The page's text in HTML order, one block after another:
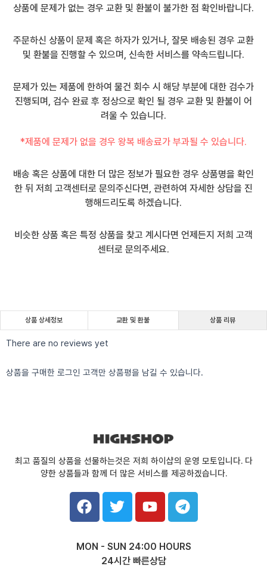
상품에 문제가 없는 경우 교환 및 환불이 불가한 점 확인바랍니다.
주문하신 상품이 문제 혹은 하자가 있거나, 잘못 배송된 경우 교환
및 환불을 진행할 수 있으며, 신속한 서비스를 약속드립니다.
문제가 있는 제품에 한하여 물건 회수 시 해당 부분에 대한 검수가
진행되며, 검수 완료 후 정상으로 확인 될 경우 교환 및 환불이 어
려울 수 있습니다.
*제품에 문제가 없을 경우 왕복 배송료가 부과될 수 있습니다.
배송 혹은 상품에 대한 더 많은 정보가 필요한 경우 상품명을 확인
한 뒤 저희 고객센터로 문의주신다면, 관련하여 자세한 상담을 진
행해드리도록 하겠습니다.
비슷한 상품 혹은 특정 상품을 찾고 계시다면 언제든지 저희 고객
센터로 문의주세요.
상품 상세정보 교환 및 환불 상품 리뷰
There are no reviews yet
상품을 구매한 로그인 고객만 상품평을 남길 수 있습니다.
최고 품질의 상품을 선물하는것은 저희 하이샵의 운영 모토입니다. 다
양한 상품들과 함께 더 많은 서비스를 제공하겠습니다.
F
a
c
b
T
w
i
t
Y
o
u
u
T
e
l
g
MON - SUN 24:00 HOURS
24시간 빠른상담